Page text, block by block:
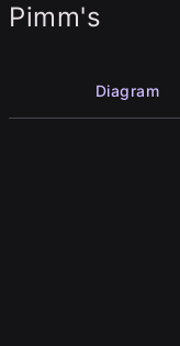
Pimm's
Diagram